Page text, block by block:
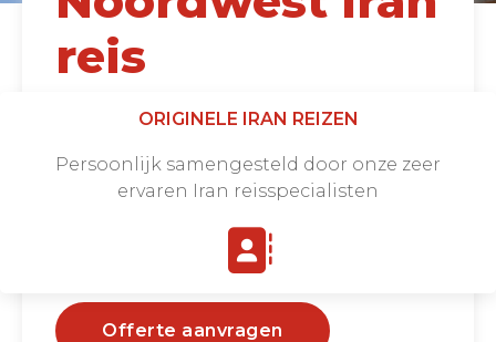
reis
Vanaf €1495 | 10 DAGEN
Offerte aanvragen
ORIGINELE IRAN REIZEN
Persoonlijk samengesteld door onze zeer
ervaren Iran reisspecialisten